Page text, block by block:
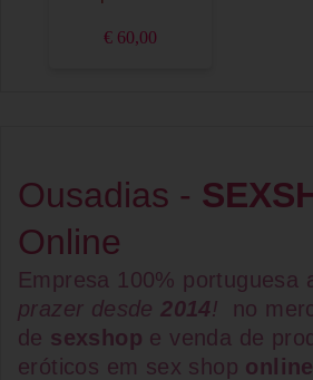
€ 60,00
Ousadias -
Online
Empresa 100% portuguesa
prazer desde2014!
no
de sexshop e venda de
eróticos em sex shop online